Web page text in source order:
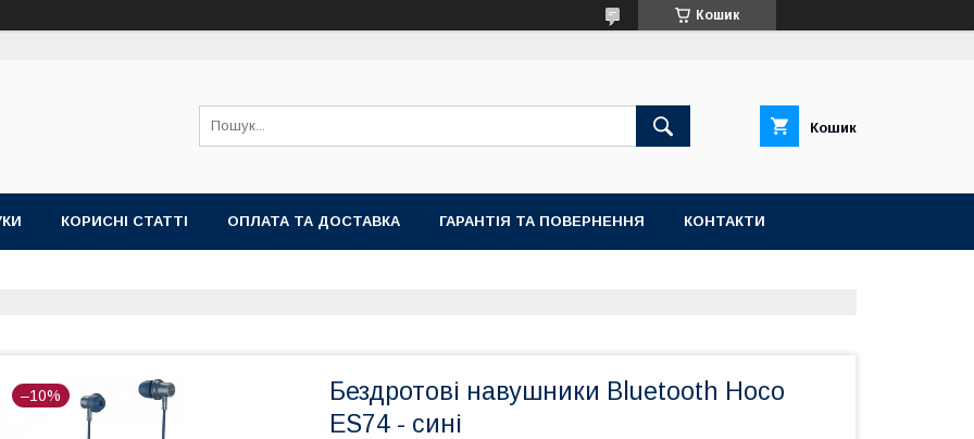
Кошик
Кошик
КОРИСНІ СТАТТІ ОПЛАТА ТА ДОСТАВКА ГАРАНТІЯ ТА ПОВЕРНЕННЯ КОНТАКТИ
–10%
Бездротові навушники Bluetooth Hoco
ES74 - сині